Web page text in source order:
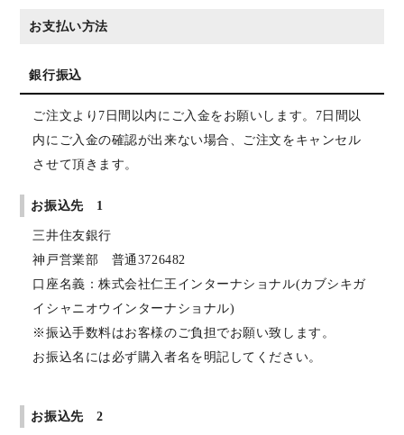
お支払い方法
銀行振込
ご注文より7日間以内にご入金をお願いします。7日間以
内にご入金の確認が出来ない場合、ご注文をキャンセル
させて頂きます。
お振込先 1
三井住友銀行
神戸営業部 普通3726482
口座名義：株式会社仁王インターナショナル(カブシキガ
イシャニオウインターナショナル)
※振込手数料はお客様のご負担でお願い致します。
お振込名には必ず購入者名を明記してください。
お振込先 2